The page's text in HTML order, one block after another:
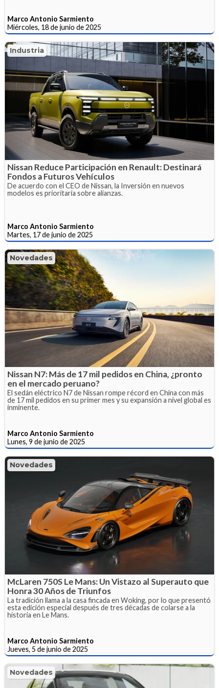
Marco Antonio Sarmiento
Miércoles, 18 de junio de 2025
Industria
Nissan Reduce Participación en Renault: Destinará
Fondos a Futuros Vehículos
De acuerdo con el CEO de Nissan, la Inversión en nuevos
modelos es prioritaria sobre alianzas.
Marco Antonio Sarmiento
Martes, 17 de junio de 2025
Novedades
Nissan N7: Más de 17 mil pedidos en China, ¿pronto
en el mercado peruano?
El sedán eléctrico N7 de Nissan rompe récord en China con más
de 17 mil pedidos en su primer mes y su expansión a nivel global es
inminente.
Marco Antonio Sarmiento
Lunes, 9 de junio de 2025
Novedades
McLaren 750S Le Mans: Un Vistazo al Superauto que
Honra 30 Años de Triunfos
La tradición llama a la casa fincada en Woking, por lo que presentó
esta edición especial después de tres décadas de colarse a la
historia en Le Mans.
Marco Antonio Sarmiento
Jueves, 5 de junio de 2025
Novedades